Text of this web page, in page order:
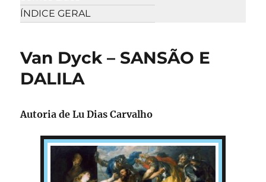
ÍNDICE GERAL
Van Dyck – SANSÃO E
DALILA
Autoria de Lu Dias Carvalho